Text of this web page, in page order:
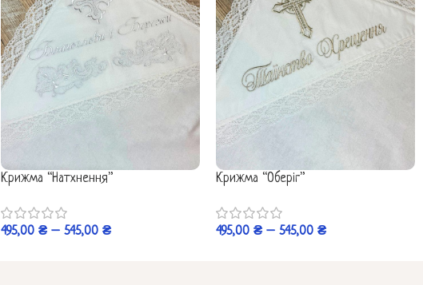
Крижма “Натхнення”
495,00₴ – 545,00₴
Крижма “Оберіг”
495,00₴ – 545,00₴